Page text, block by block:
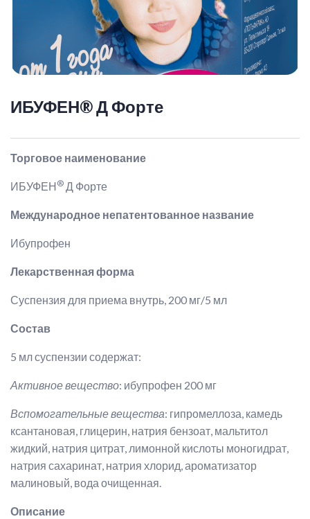
ИБУФЕН® Д Форте
Торговое наименование
ИБУФЕН® Д Форте
Международное непатентованное название
Ибупрофен
Лекарственная форма
Суспензия для приема внутрь, 200 мг/5 мл
Состав
5 мл суспензии содержат:
Активное вещество: ибупрофен 200 мг
Вспомогательные вещества: гипромеллоза, камедь
ксантановая, глицерин, натрия бензоат, мальтитол
жидкий, натрия цитрат, лимонной кислоты моногидрат,
натрия сахаринат, натрия хлорид, ароматизатор
малиновый, вода очищенная.
Описание